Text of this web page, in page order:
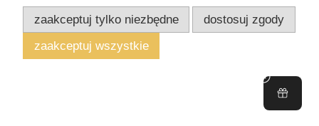
Sklep internetowy
Wszelkie Prawa Zastrzeżone - 2026. Sklep Numizmatyczny.Com
zaakceptuj tylko niezbędne
dostosuj zgody
zaakceptuj wszystkie